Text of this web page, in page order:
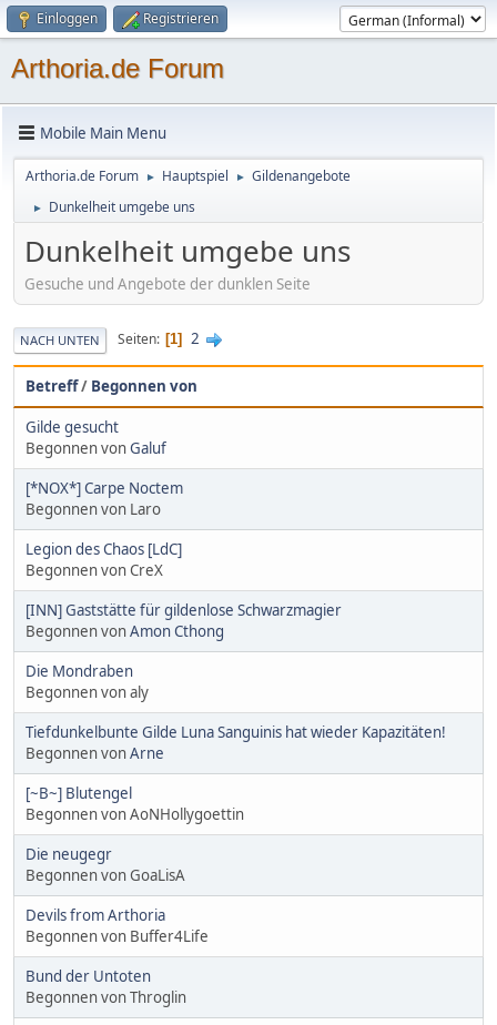
Einloggen Registrieren
Arthoria.de Forum
Mobile Main Menu
Arthoria.de Forum ► Hauptspiel ► Gildenangebote
► Dunkelheit umgebe uns
Dunkelheit umgebe uns
Gesuche und Angebote der dunklen Seite
NACH UNTEN Seiten 1 2
Betreff/ Begonnen von
Gilde gesucht
Begonnen vonGaluf
[*NOX*] Carpe Noctem
Begonnen von Laro
Legion des Chaos [LdC]
Begonnen von CreX
[INN] Gaststätte für gildenlose Schwarzmagier
Begonnen vonAmon Cthong
Die Mondraben
Begonnen von aly
Tiefdunkelbunte Gilde Luna Sanguinis hat wieder Kapazitäten!
Begonnen vonArne
[~B~] Blutengel
Begonnen von AoNHollygoettin
Die neugegr
Begonnen von GoaLisA
Devils from Arthoria
Begonnen von Buffer4Life
Bund der Untoten
Begonnen von Throglin